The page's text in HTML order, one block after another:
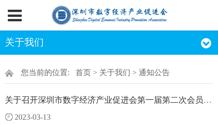
关于我们
您当前的位置: 首页> 关于我们 > 通知公告
关于召开深圳市数字经济产业促进会第一届第二次会员大会的通知
2023-03-13